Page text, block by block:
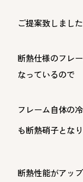
ご提案致しました
断熱仕様のフレ
なっているので
フレーム自体の
も断熱硝子とな
断熱性能がアッ